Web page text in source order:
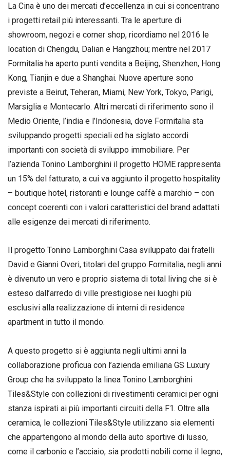
La Cina è uno dei mercati d’eccellenza in cui si concentrano
i progetti retail più interessanti. Tra le aperture di
showroom, negozi e corner shop, ricordiamo nel 2016 le
location di Chengdu, Dalian e Hangzhou; mentre nel 2017
Formitalia ha aperto punti vendita a Beijing, Shenzhen, Hong
Kong, Tianjin e due a Shanghai. Nuove aperture sono
previste a Beirut, Teheran, Miami, New York, Tokyo, Parigi,
Marsiglia e Montecarlo. Altri mercati di riferimento sono il
Medio Oriente, l’india e l’Indonesia, dove Formitalia sta
sviluppando progetti speciali ed ha siglato accordi
importanti con società di sviluppo immobiliare. Per
l’azienda Tonino Lamborghini il progetto HOME rappresenta
un 15% del fatturato, a cui va aggiunto il progetto hospitality
– boutique hotel, ristoranti e lounge caffè a marchio – con
concept coerenti con i valori caratteristici del brand adattati
alle esigenze dei mercati di riferimento.
Il progetto Tonino Lamborghini Casa sviluppato dai fratelli
David e Gianni Overi, titolari del gruppo Formitalia, negli anni
è divenuto un vero e proprio sistema di total living che si è
esteso dall’arredo di ville prestigiose nei luoghi più
esclusivi alla realizzazione di interni di residence
apartment in tutto il mondo.
A questo progetto si è aggiunta negli ultimi anni la
collaborazione proficua con l’azienda emiliana GS Luxury
Group che ha sviluppato la linea Tonino Lamborghini
Tiles&Style con collezioni di rivestimenti ceramici per ogni
stanza ispirati ai più importanti circuiti della F1. Oltre alla
ceramica, le collezioni Tiles&Style utilizzano sia elementi
che appartengono al mondo della auto sportive di lusso,
come il carbonio e l’acciaio, sia prodotti nobili come il legno,